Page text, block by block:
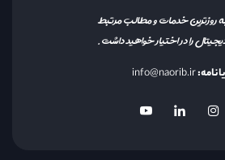
به روزترین خدمات و مطالب مرتبط
دیجیتال را در اختیار خواهید داشت.
info@naorib.ir